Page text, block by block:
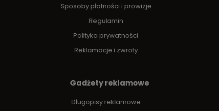
Sposoby płatności i prowizje
Regulamin
Polityka prywatności
Reklamacje i zwroty
Gadżety reklamowe
Długopisy reklamowe